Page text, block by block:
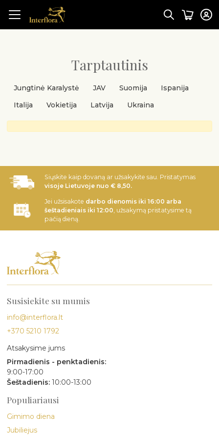
Tarptautinis
Jungtinė Karalystė JAV Suomija
Ispanija
Italija
Vokietija Latvija Ukraina
Siųskite kaip dovaną ar užsakykite sau. Pristatymas
visoje Lietuvoje nuo € 8,50.
Jei užsisakote darbo dienomis iki 16:00 arba
šeštadieniais iki 12:00, užsakymą pristatysime tą
pačią dieną.
Susisiekite su mumis
info@interflora.lt
+370 5210 1792
Atsakysime jums
Pirmadienis - penktadienis:
9:00-17:00
Šeštadienis: 10:00-13:00
Populiariausi
Gimimo diena
Jubiliejus